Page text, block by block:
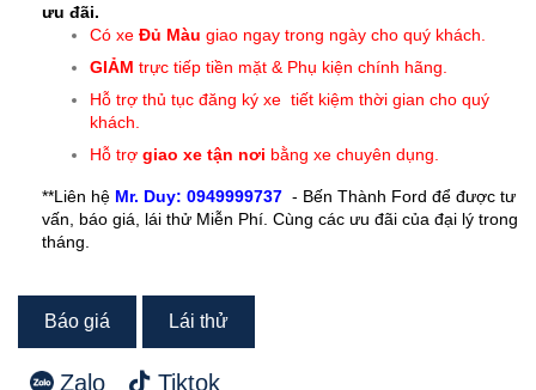
ưu đãi.
Có xe Đủ Màu giao ngay trong ngày cho quý khách.
GIẢM trực tiếp tiền mặt & Phụ kiện chính hãng.
Hỗ trợ thủ tục đăng ký xe tiết kiệm thời gian cho quý
khách.
Hỗ trợ giao xe tận nơi bằng xe chuyên dụng.
**Liên hệ Mr. Duy: 0949999737 - Bến Thành Ford để được tư
vấn, báo giá, lái thử Miễn Phí. Cùng các ưu đãi của đại lý trong
tháng.
Báo giá Lái thử
Zalo Tiktok